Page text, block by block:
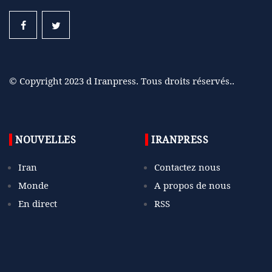
© Copyright 2023 d Iranpress. Tous droits réservés..
NOUVELLES
Iran
Monde
En direct
IRANPRESS
Contactez nous
A propos de nous
RSS